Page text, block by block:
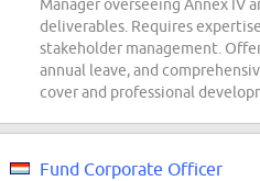
Manager overseeing Annex IV
deliverables. Requires
stakeholder management.
annual leave, and
cover and professional
Fund Corporate Officer